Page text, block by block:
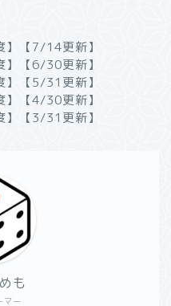
】【7/14更新】
】【6/30更新】
】【5/31更新】
】【4/30更新】
】【3/31更新】
マー
も